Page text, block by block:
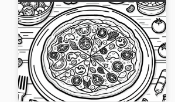
Pizza en plat principal :
Télécharger gratuitement
un coloriage
Ne rate pas le délicieux coloriage
de pizza ! Télécharge gratuitement
l'image et découvre ta créativité....